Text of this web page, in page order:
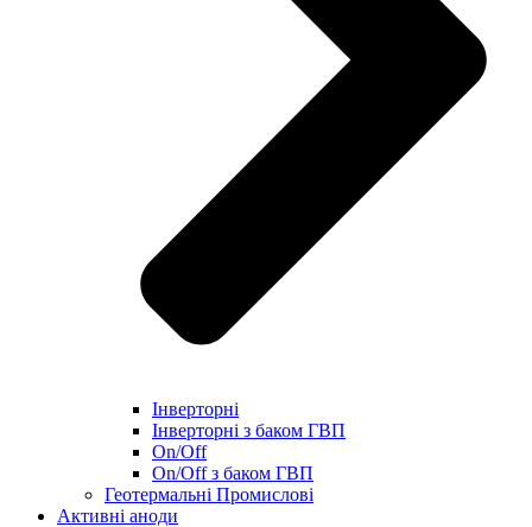
Інверторні
Інверторні з баком ГВП
On/Off
On/Off з баком ГВП
Геотермальні Промислові
Активні аноди